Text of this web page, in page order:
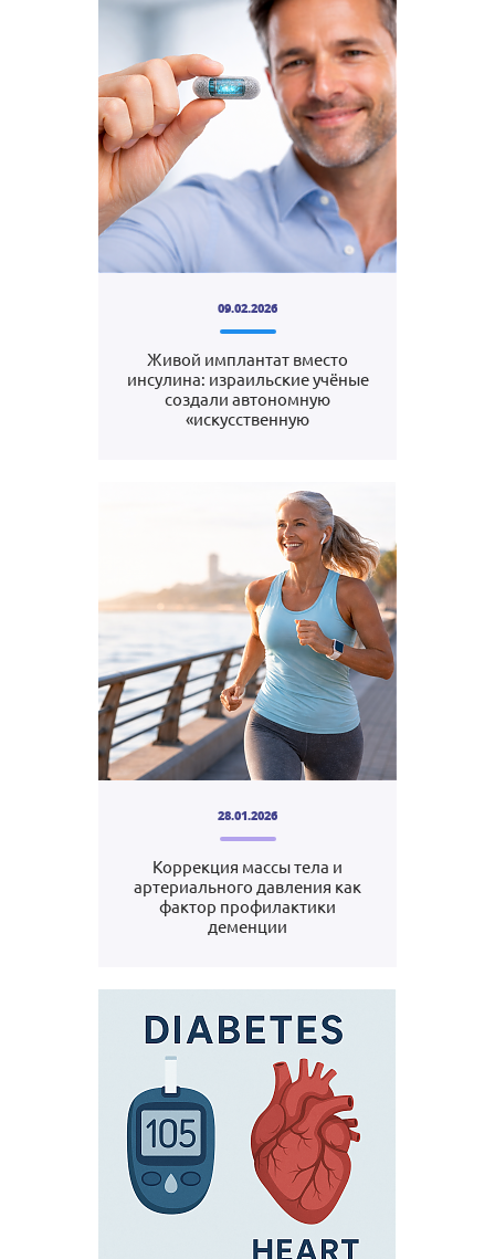
09.02.2026
Живой имплантат вместо
инсулина: израильские учёные
создали автономную
«искусственную
28.01.2026
Коррекция массы тела и
артериального давления как
фактор профилактики
деменции